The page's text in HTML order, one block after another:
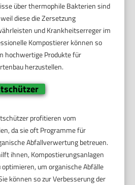
über thermophile Bakterien sind
diese die Zersetzung
und Krankheitserreger im
Kompostierer können so
hochwertige Produkte für
herzustellen.
profitieren vom
da sie oft Programme für
Abfallverwertung betreuen.
ihnen, Kompostierungsanlagen
optimieren, um organische Abfälle
können so zur Verbesserung der